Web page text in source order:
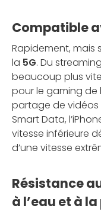
Compatible
Rapidement, mais
la 5G. Du
beaucoup plus
pour le gaming de
partage de vidéos
Smart Data,
vitesse inférieure
d’une vitesse
Résistance
à l’eau et à